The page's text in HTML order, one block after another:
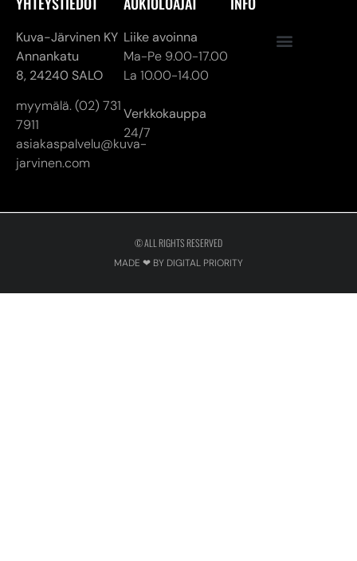
asiakaspalvelu@kuva-
jarvinen.com
Verkkokauppa
24/7
© ALL RIGHTS RESERVED